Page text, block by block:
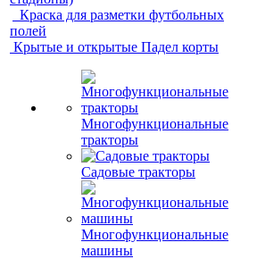
Краска для разметки футбольных
полей
Крытые и открытые Падел корты
Многофункциональные
тракторы
Садовые тракторы
Многофункциональные
машины